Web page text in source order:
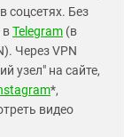
соцсетях. Без
вTelegram (в
Через VPN
узел" на сайте,
*,
видео